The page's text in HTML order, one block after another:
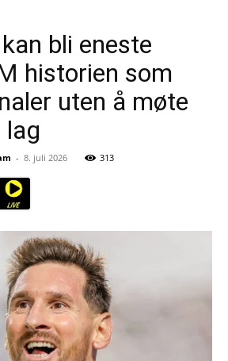
bli eneste
historien som
uten å møte
- 8. juli 2026 313